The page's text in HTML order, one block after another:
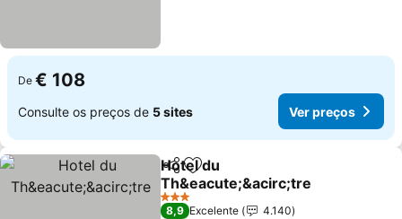
De € 108
Consulte os preços de 5 sites Ver preços
PartilharAdicionar aos favoritos
Hotel du
Th&eacute;&acirc;tre
3 Estrelas
8,9 Excelente
4.140